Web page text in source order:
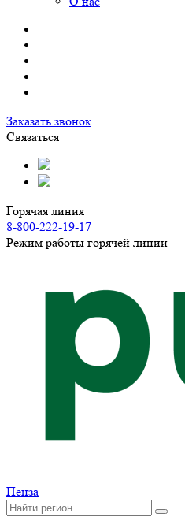
Заказать звонок
Связаться
Горячая линия
8-800-222-19-17
Режим работы горячей линии
Пенза